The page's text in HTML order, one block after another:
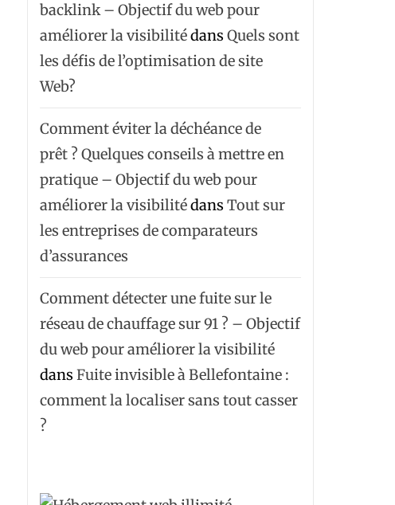
backlink – Objectif du web pour
améliorer la visibilitédans Quels sont
les défis de l’optimisation de site
Web?
Comment éviter la déchéance de
prêt ? Quelques conseils à mettre en
pratique – Objectif du web pour
améliorer la visibilitédans Tout sur
les entreprises de comparateurs
d’assurances
Comment détecter une fuite sur le
réseau de chauffage sur 91 ? – Objectif
du web pour améliorer la visibilité
dans Fuite invisible à Bellefontaine :
comment la localiser sans tout casser
?